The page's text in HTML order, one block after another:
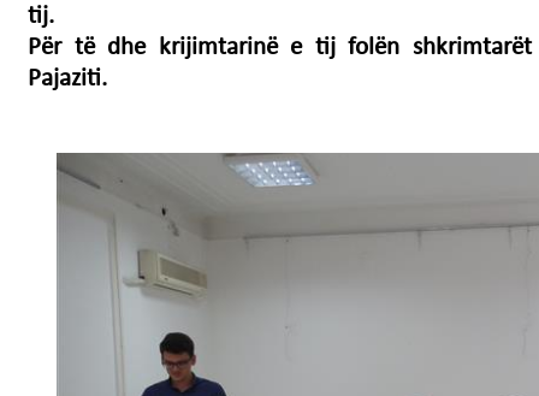
tij.
Për të dhe krijimtarinë e tij folën shkrimtarët
Pajaziti.